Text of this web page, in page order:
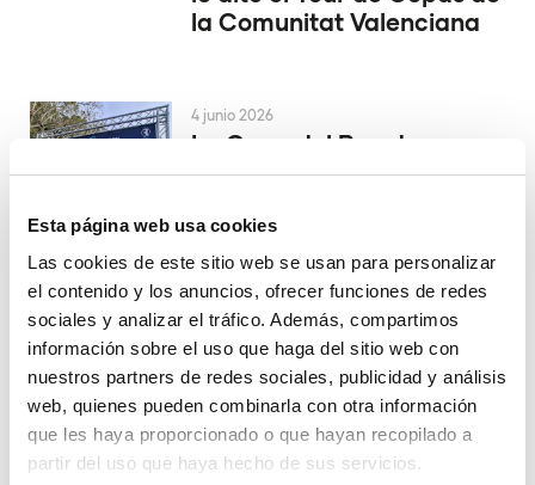
Esta página web usa cookies
Las cookies de este sitio web se usan para personalizar
el contenido y los anuncios, ofrecer funciones de redes
sociales y analizar el tráfico. Además, compartimos
información sobre el uso que haga del sitio web con
nuestros partners de redes sociales, publicidad y análisis
web, quienes pueden combinarla con otra información
que les haya proporcionado o que hayan recopilado a
partir del uso que haya hecho de sus servicios.
la Comunitat Valenciana
La Copa del Rey de
Balonmano se decide en
4 junio 2026
El Valencia Club de
Hockey asciende a la
máxima catogoría
29 mayo 2026
28 mayo 2026